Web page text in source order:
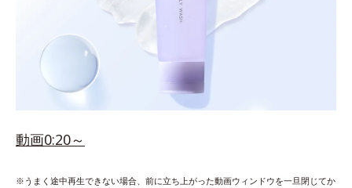
動画0:20～
※うまく途中再生できない場合、前に立ち上がった動画ウィンドウを一旦閉じてか